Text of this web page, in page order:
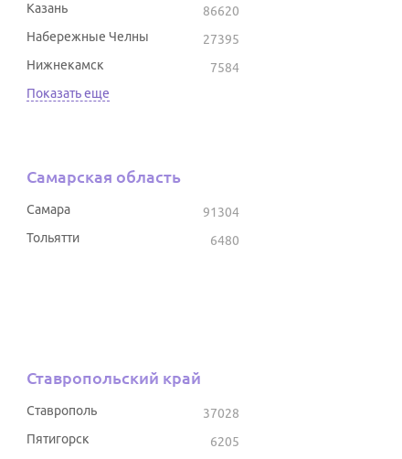
86620
Казань
27395
Набережные Челны
7584
Нижнекамск
Показать еще
Самарская область
91304
Самара
6480
Тольятти
Ставропольский край
37028
Ставрополь
6205
Пятигорск